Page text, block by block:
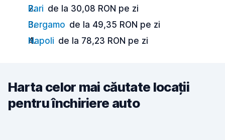
Bari de la 30,08 RON pe zi
Bergamo de la 49,35 RON pe zi
Napoli de la 78,23 RON pe zi
Harta celor mai căutate locații
pentru închiriere auto